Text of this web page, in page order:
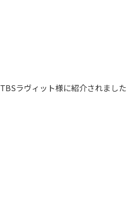
TBSラヴィット様に紹介されました